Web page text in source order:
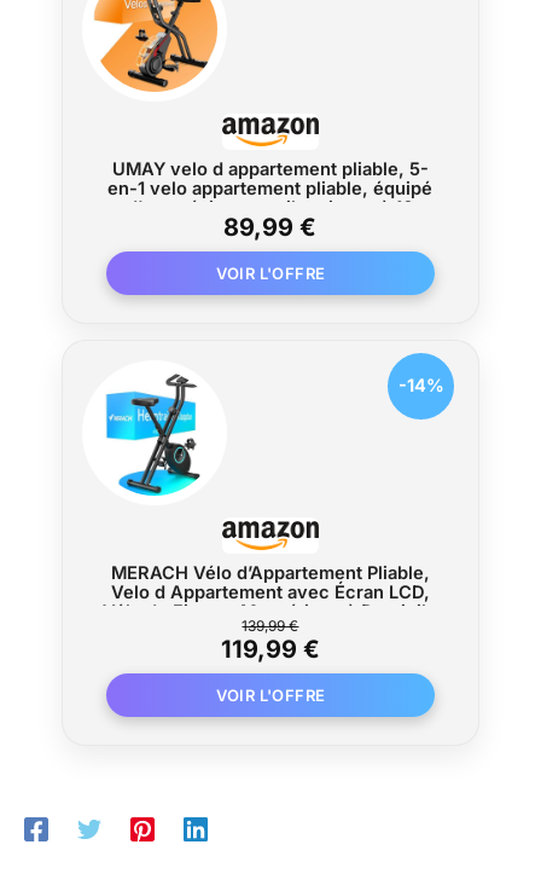
UMAY velo d appartement pliable, 5-
en-1 velo appartement pliable, équipé
d'une résistance silencieuse à 16
niveaux. vélos d'appartement avec
surveillance de la fréquence cardiaque
et écran LED
89,99 €
MERACH Vélo d’Appartement Pliable,
Velo d Appartement avec Écran LCD,
Vélo de Fitness Magnétique à Domicile
avec Coussin Confortable, Gain de
Place, Pour l’Entraînement Cardio,
Capacité Max 136KG
139,99 €
119,99 €
-14%